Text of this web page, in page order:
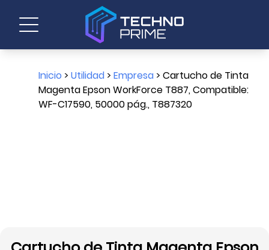
Inicio > Utilidad> Empresa> Cartucho de Tinta
Magenta Epson WorkForce T887, Compatible:
WF-C17590, 50000 pág., T887320